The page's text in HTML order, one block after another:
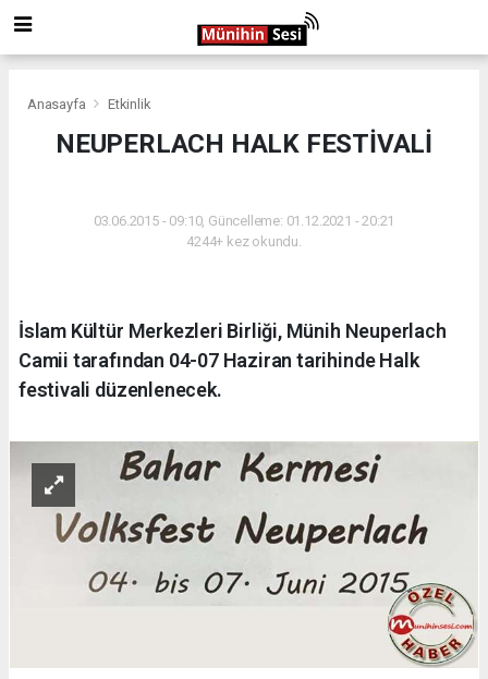
Anasayfa Etkinlik
NEUPERLACH HALK FESTİVALİ
03.06.2015 - 09:10, Güncelleme: 01.12.2021 - 20:21
4244+ kez okundu.
İslam Kültür Merkezleri Birliği, Münih Neuperlach
Camii tarafından 04-07 Haziran tarihinde Halk
festivali düzenlenecek.